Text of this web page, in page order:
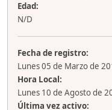
Edad:
N/D
Fecha de registro:
Lunes 05 de Marzo de
Hora Local:
Lunes 10 de Agosto de
Última vez activo: